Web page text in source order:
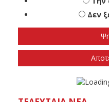
Πότε πιστεύετε ότι
εκλογές
Το
Την
Δεν